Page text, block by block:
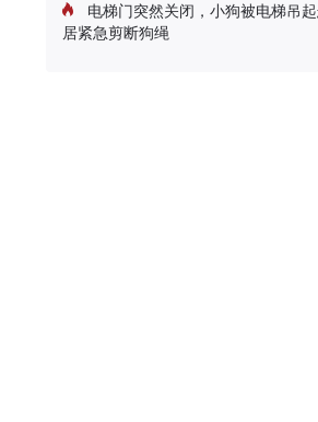
电梯门突然关闭，小狗被电梯吊
居紧急剪断狗绳